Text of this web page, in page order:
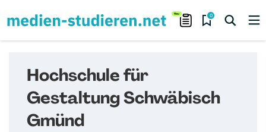
0
Hochschule für
Gestaltung Schwäbisch
Gmünd